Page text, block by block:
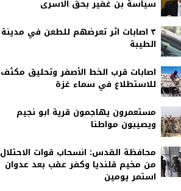
سياسة بن غفير بحق الاسرى
٣ اصابات اثر تعرضهم للطعن في مدينة
الطيبة
اصابات قرب الخط الأصفر وتحليق مكثف
للاستطلاع في سماء غزة
مستعمرون يهاجمون قرية ابو نجيم
ويصيبون مواطنا
محافظة القدس: انسحاب قوات الاحتلال
من مخيم قلنديا وكفر عقب بعد عدوان
استمر يومين